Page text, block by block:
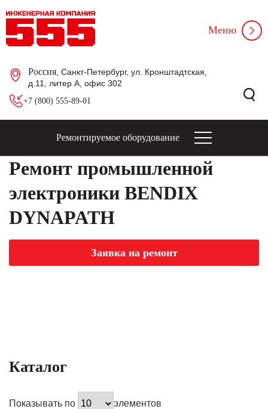
Россия , Санкт-Петербург, ул. Кронштадтская,
д.11, литер А, офис 302
+7 (800) 555-89-01
Меню
Ремонтируемое оборудование
Ремонт промышленной
электроники BENDIX
DYNAPATH
Заявка на ремонт
Каталог
Показывать по элементов